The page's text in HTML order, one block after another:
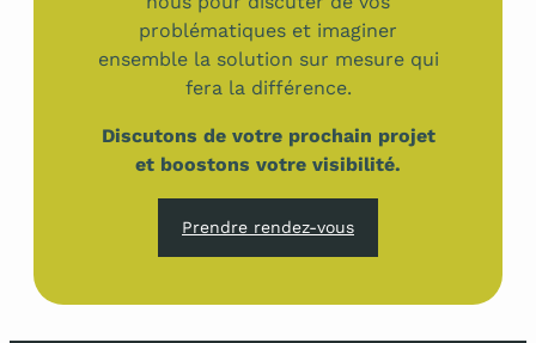
problématiques et imaginer
ensemble la solution sur mesure qui
fera la différence.
Discutons de votre prochain projet
et boostons votre visibilité.
Prendre rendez-vous